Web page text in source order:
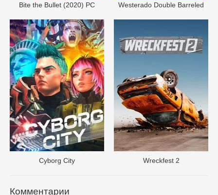
Bite the Bullet (2020) PC Westerado Double Barreled
Cyborg City Wreckfest 2
Комментарии